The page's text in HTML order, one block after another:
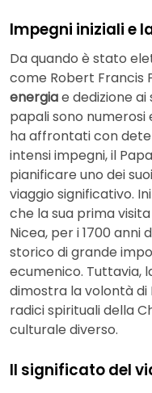
Impegni iniziali e
Da quando è stato
come Robert Francis
energiae dedizione ai
papali sono numerosi
ha affrontati con
intensi impegni, il
pianificare uno dei
viaggio significativo.
che la sua prima
Nicea, per i 1700 anni
storico di grande
ecumenico. Tuttavia,
dimostra la volontà di
radici spirituali della
culturale diverso.
Il significato del